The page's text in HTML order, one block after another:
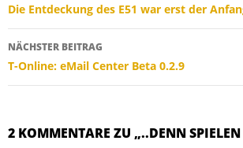
Die Entdeckung des E51 war erst der
NÄCHSTER BEITRAG
T-Online: eMail Center Beta 0.2.9
2 KOMMENTARE ZU „..DENN